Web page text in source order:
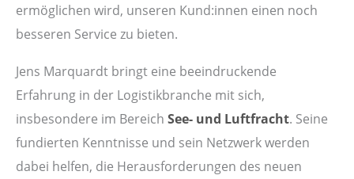
ermöglichen wird, unseren Kund:innen einen noch
besseren Service zu bieten.
Jens Marquardt bringt eine beeindruckende
Erfahrung in der Logistikbranche mit sich,
insbesondere im Bereich See- und Luftfracht. Seine
fundierten Kenntnisse und sein Netzwerk werden
dabei helfen, die Herausforderungen des neuen